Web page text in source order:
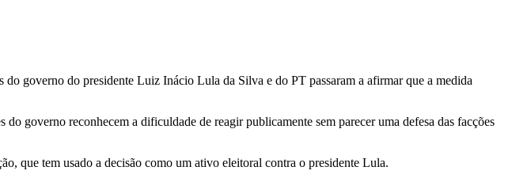
governo do presidente Luiz Inácio Lula da Silva e do PT passaram a afirmar que a medida
governo reconhecem a dificuldade de reagir publicamente sem parecer uma defesa das facções
que tem usado a decisão como um ativo eleitoral contra o presidente Lula.